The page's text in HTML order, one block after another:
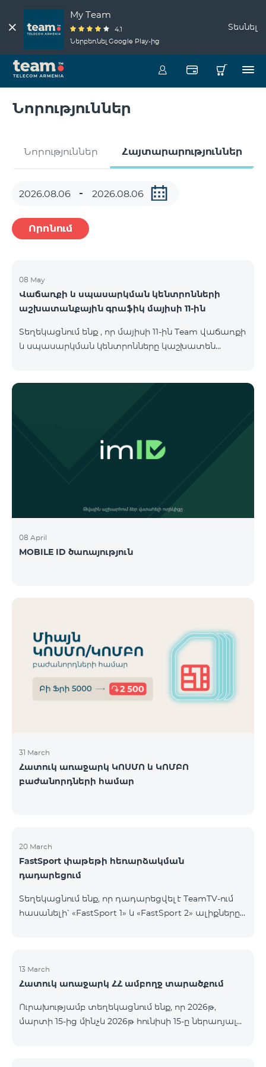
My Team
4.1
Ներբեռնել Google Play-ից
Տեսնել
Նորություններ
Նորություններ Հայտարարություններ
Որոնում
08 May
Վաճառքի և սպասարկման կենտրոնների
աշխատանքային գրաֆիկ մայիսի 11-ին
Տեղեկացնում ենք , որ մայիսի 11-ին Team վաճառքի
և սպասարկման կենտրոնները կաշխատեն
ՀԱԹ 09:00-20:00 09:00-17:00 Երևան Ազատություն
09:00-19:00 09:00-17:00 Երևան Կոմիտաս 1 09:00-
08 April
MOBILE ID ծառայություն
31 March
Հատուկ առաջարկ ԿՈՍՄՈ և ԿՈՄԲՈ
բաժանորդների համար
20 March
FastSport փաթեթի հեռարձակման
դադարեցում
Տեղեկացնում ենք, որ դադարեցվել է TeamTV-ում
հասանելի՝ «FastSport 1» և «FastSport 2» ալիքները
Հարցերի կամ լրացուցիչ տեղեկությունների
համար խնդրում ենք դիմել «Ֆասթ Մեդիա»
13 March
Հատուկ առաջարկ ՀՀ ամբողջ տարածքում
Ուրախությամբ տեղեկացնում ենք, որ 2026թ,
մարտի 15-ից մինչև 2026թ հունիսի 15-ը ներառյալ